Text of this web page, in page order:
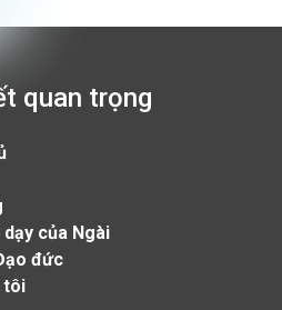
quan trọng
của Ngài
đức
tôi